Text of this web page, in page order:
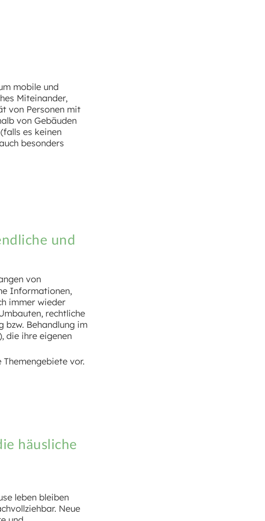
mobile und
Miteinander,
von Personen mit
von Gebäuden
es keinen
besonders
und
von
Informationen,
immer wieder
rechtliche
Behandlung im
die ihre eigenen
vor.
häusliche
leben bleiben
Neue